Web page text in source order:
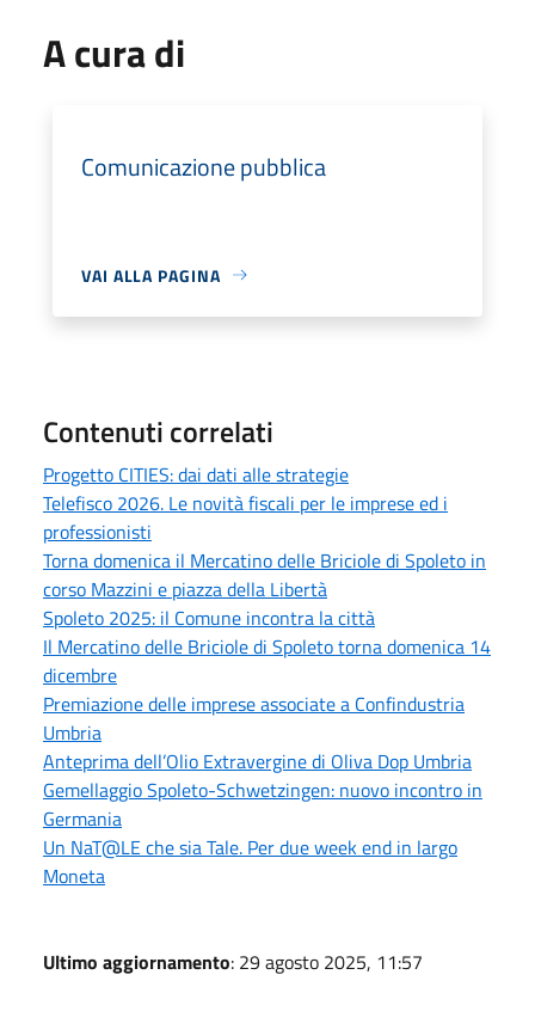
A cura di
Comunicazione pubblica
VAI ALLA PAGINA
Contenuti correlati
Progetto CITIES: dai dati alle strategie
Telefisco 2026. Le novità fiscali per le imprese ed i
professionisti
Torna domenica il Mercatino delle Briciole di Spoleto in
corso Mazzini e piazza della Libertà
Spoleto 2025: il Comune incontra la città
Il Mercatino delle Briciole di Spoleto torna domenica 14
dicembre
Premiazione delle imprese associate a Confindustria
Umbria
Anteprima dell’Olio Extravergine di Oliva Dop Umbria
Gemellaggio Spoleto-Schwetzingen: nuovo incontro in
Germania
Un NaT@LE che sia Tale. Per due week end in largo
Moneta
Ultimo aggiornamento: 29 agosto 2025, 11:57